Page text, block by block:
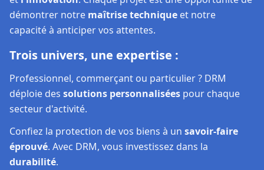
Trois univers, une expertise :
déploie dessolutions personnalisées
secteur d'activité.
Confiez la protection de vos biens à unsavoir-faire
éprouvé. Avec DRM, vous investissez dans la
durabilité